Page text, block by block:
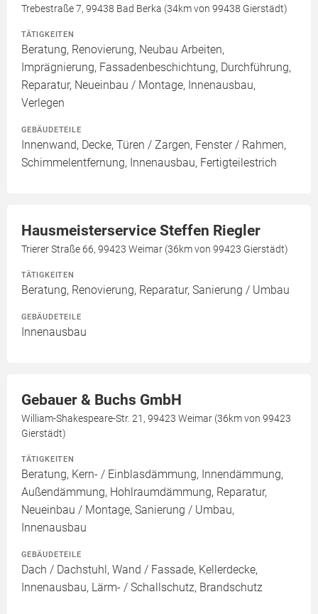
Trebestraße 7, 99438 Bad Berka (34km von 99438 Gierstädt)
TÄTIGKEITEN
Beratung, Renovierung, Neubau Arbeiten,
Imprägnierung, Fassadenbeschichtung, Durchführung,
Reparatur, Neueinbau / Montage, Innenausbau,
Verlegen
GEBÄUDETEILE
Innenwand, Decke, Türen / Zargen, Fenster / Rahmen,
Schimmelentfernung, Innenausbau, Fertigteilestrich
Hausmeisterservice Steffen Riegler
Trierer Straße 66, 99423 Weimar (36km von 99423 Gierstädt)
TÄTIGKEITEN
Beratung, Renovierung, Reparatur, Sanierung / Umbau
GEBÄUDETEILE
Innenausbau
Gebauer & Buchs GmbH
William-Shakespeare-Str. 21, 99423 Weimar (36km von 99423
Gierstädt)
TÄTIGKEITEN
Beratung, Kern- / Einblasdämmung, Innendämmung,
Außendämmung, Hohlraumdämmung, Reparatur,
Neueinbau / Montage, Sanierung / Umbau,
Innenausbau
GEBÄUDETEILE
Dach / Dachstuhl, Wand / Fassade, Kellerdecke,
Innenausbau, Lärm- / Schallschutz, Brandschutz